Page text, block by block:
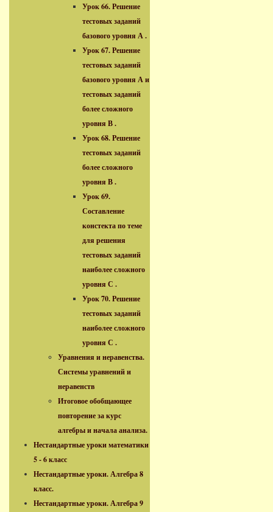
Урок 66. Решение
тестовых заданий
базового уровня А .
Урок 67. Решение
тестовых заданий
базового уровня А и
тестовых заданий
более сложного
уровня В .
Урок 68. Решение
тестовых заданий
более сложного
уровня В .
Урок 69.
Составление
констекта по теме
для решения
тестовых заданий
наиболее сложного
уровня С .
Урок 70. Решение
тестовых заданий
наиболее сложного
уровня С .
Уравнения и неравенства.
Системы уравнений и
неравенств
Итоговое обобщающее
повторение за курс
алгебры и начала анализа.
Нестандартные уроки математики
5 - 6 класс
Нестандартные уроки. Алгебра 8
класс.
Нестандартные уроки. Алгебра 9